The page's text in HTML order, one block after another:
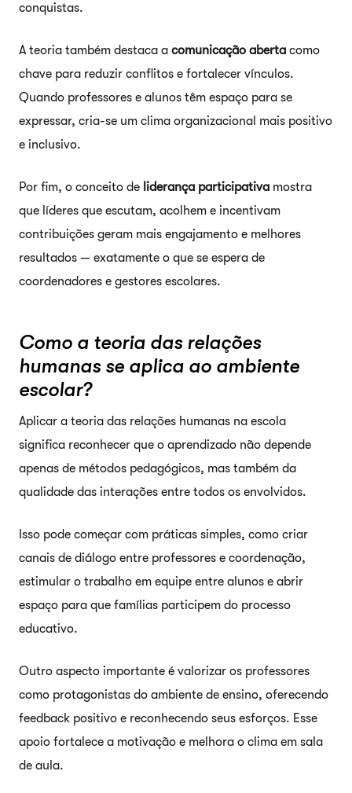
conquistas.
A teoria também destaca a comunicação aberta como
chave para reduzir conflitos e fortalecer vínculos.
Quando professores e alunos têm espaço para se
expressar, cria-se um clima organizacional mais positivo
e inclusivo.
Por fim, o conceito de liderança participativa mostra
que líderes que escutam, acolhem e incentivam
contribuições geram mais engajamento e melhores
resultados — exatamente o que se espera de
coordenadores e gestores escolares.
Como a teoria das relações
humanas se aplica ao ambiente
escolar?
Aplicar a teoria das relações humanas na escola
significa reconhecer que o aprendizado não depende
apenas de métodos pedagógicos, mas também da
qualidade das interações entre todos os envolvidos.
Isso pode começar com práticas simples, como criar
canais de diálogo entre professores e coordenação,
estimular o trabalho em equipe entre alunos e abrir
espaço para que famílias participem do processo
educativo.
Outro aspecto importante é valorizar os professores
como protagonistas do ambiente de ensino, oferecendo
feedback positivo e reconhecendo seus esforços. Esse
apoio fortalece a motivação e melhora o clima em sala
de aula.